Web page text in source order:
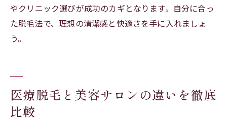
やクリニック選びが成功のカギとなります。自分に合っ
た脱毛法で、理想の清潔感と快適さを手に入れましょ
う。
医療脱毛と美容サロンの違いを徹底
比較